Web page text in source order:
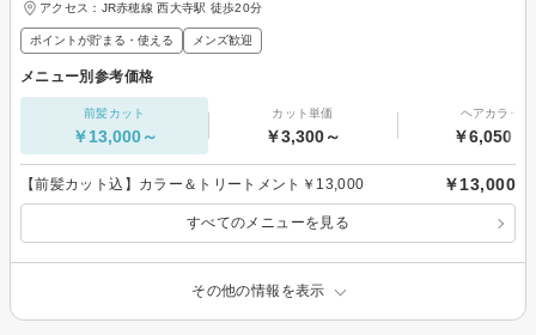
アクセス：JR赤穂線 西大寺駅 徒歩20分
ポイントが貯まる・使える メンズ歓迎
メニュー別参考価格
前髪カット
￥13,000～
カット単価
￥3,300～
ヘアカラー
￥6,050～
【前髪カット込】カラー＆トリートメント￥13,000 ￥13,000
すべてのメニューを見る
その他の情報を表示